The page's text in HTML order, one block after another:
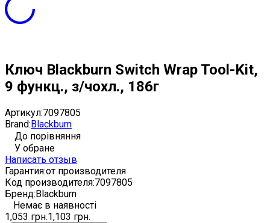
Ключ Blackburn Switch Wrap Tool-Kit,
9 функц., з/чохл., 186г
Артикул:7097805
Brand:Blackburn
До порівняння
У обране
Написать отзыв
Гарантия:от производителя
Код производителя:7097805
Бренд:Blackburn
Немає в наявності
1,053 грн.1,103 грн.